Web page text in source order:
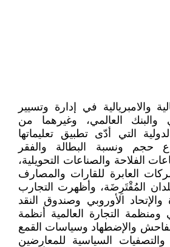
والامبريالية في إدارة وتسيير
والبنك العالمي، وغيرهما من
التي أدّى تطبيق تعليماتها
حجم ونسبة البطالة والفقر
الفلاحة والصناعات التحويلية،
العابرة للقارات والمصارف
المُقْتَرِضَة، وأظهرت التجارب
والإتحاد الأوروبي وصندوق النقد
ومنظمة التجارة العالمية أنظمة
الفاحش والإضطهاد وسياسات القمع
والتصفيات السياسية للمعارضين